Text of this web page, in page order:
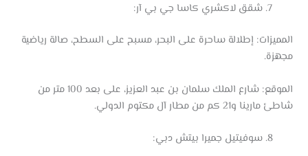
شقق لاكشري كاسا جي بي آر:
المميزات: إطلالة ساحرة على البحر، مسبح على السطح، صالة رياضية
مجهزة.
الموقع: شارع الملك سلمان بن عبد العزيز، على بعد 100 متر من
شاطئ مارينا و21 كم من مطار آل مكتوم الدولي.
سوفيتيل جميرا بيتش دبي: